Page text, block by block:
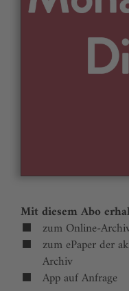
Mit diesem Abo
zum Online-
zum ePaper der
Archiv
App auf Anfrage